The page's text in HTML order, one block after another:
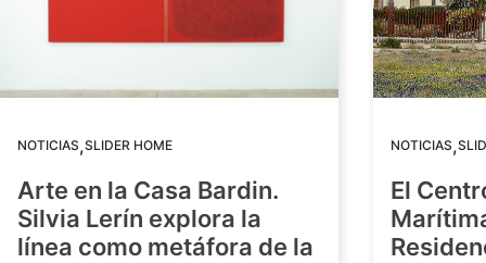
NOTICIAS,SLIDER HOME
Arte en la Casa Bardin.
Silvia Lerín explora la
línea como metáfora de la
NOTICIAS,
El